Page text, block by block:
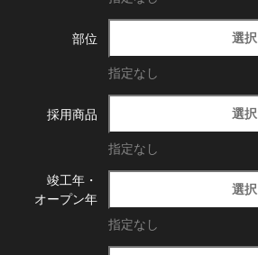
部位 選択
指定なし
採用商品 選択
指定なし
竣工年・
オープン年
選択
指定なし